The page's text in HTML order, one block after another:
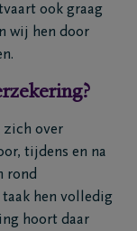
ook graag
wij hen door
zich over
tijdens en na
rond
hen volledig
hoort daar